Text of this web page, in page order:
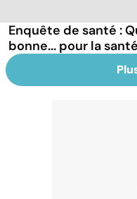
Enquête de santé :
bonne... pour la